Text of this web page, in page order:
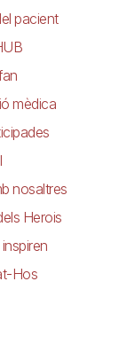
pacient
mèdica
nosaltres
Herois
Hos